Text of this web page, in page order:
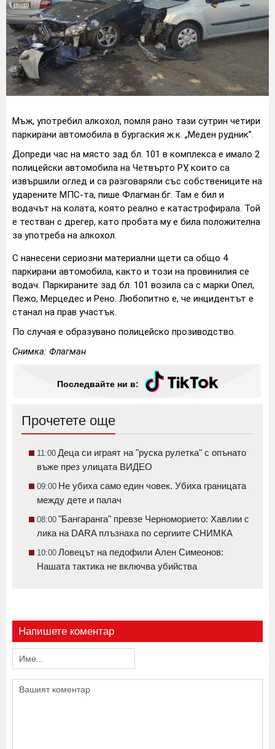
Мъж, употребил алкохол, помля рано тази сутрин четири
паркирани автомобила в бургаския ж.к. „Меден рудник”.
Допреди час на място зад бл. 101 в комплекса е имало 2
полицейски автомобила на Четвърто РУ, които са
извършили оглед и са разговаряли със собствениците на
ударените МПС-та, пише Флагман.бг. Там е бил и
водачът на колата, която реално е катастрофирала. Той
е тестван с дрегер, като пробата му е била положителна
за употреба на алкохол.
С нанесени сериозни материални щети са общо 4
паркирани автомобила, както и този на провинилия се
водач. Паркираните зад бл. 101 возила са с марки Опел,
Пежо, Мерцедес и Рено. Любопитно е, че инцидентът е
станал на прав участък.
По случая е образувано полицейско прозиводство.
Снимка: Флагман
Последвайте ни в:
Прочетете още
11:00 Деца си играят на "руска рулетка" с опънато
въже през улицата ВИДЕО
09:00 Не убиха само един човек. Убиха границата
между дете и палач
08:00 "Бангаранга" превзе Черноморието: Хавлии с
лика на DARA плъзнаха по сергиите СНИМКА
10:00 Ловецът на педофили Ален Симеонов:
Нашата тактика не включва убийства
Напишете коментар